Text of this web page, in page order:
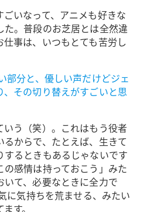
いなって、アニメも好きな
。普段のお芝居とは全然違
事は、いつもとても苦労し
分と、優しい声だけどジェ
その切り替えがすごいと思
う（笑）。これはもう役者
からで、たとえば、生きて
するときもあるじゃないです
感情は持っておこう」みた
て、必要なときに全力で
に気持ちを荒ませる、みたい
す。